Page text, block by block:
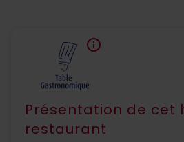
Présentation de cet
restaurant
info